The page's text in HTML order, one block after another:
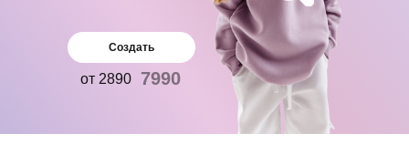
Создать
от 2890 7990